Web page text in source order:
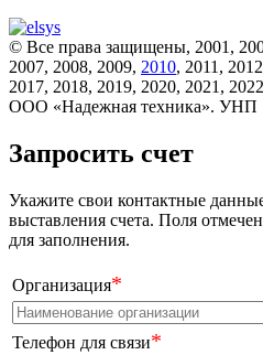
© Все права защищены, 2001,
2007, 2008, 2009, 2010, 2011,
2017, 2018, 2019, 2020, 2021,
ООО «Надежная техника». УНП
Запросить счет
Укажите свои контактные
выставления счета. Поля
для заполнения.
Организация*
Телефон для связи*